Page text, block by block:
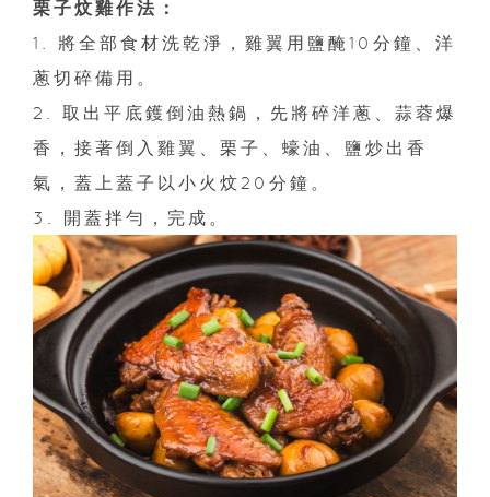
栗子炆雞作法：
1. 將全部食材洗乾淨，雞翼用鹽醃10分鐘、洋
蔥切碎備用。
2. 取出平底鑊倒油熱鍋，先將碎洋蔥、蒜蓉爆
香，接著倒入雞翼、栗子、蠔油、鹽炒出香
氣，蓋上蓋子以小火炆20分鐘。
3. 開蓋拌勻，完成。